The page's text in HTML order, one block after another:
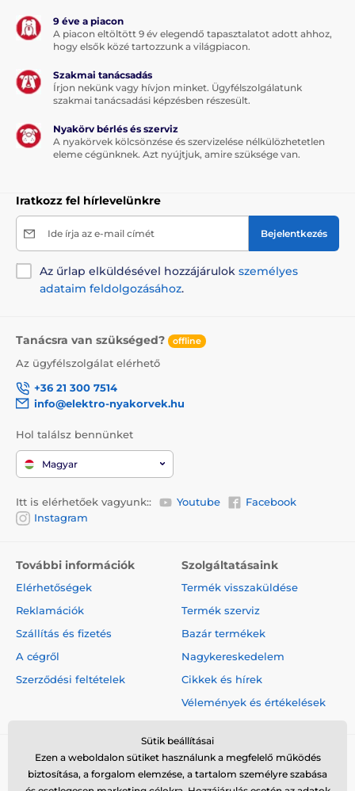
9 éve a piacon
A piacon eltöltött 9 év elegendő tapasztalatot adott ahhoz,
hogy elsők közé tartozzunk a világpiacon.
Szakmai tanácsadás
Írjon nekünk vagy hívjon minket. Ügyfélszolgálatunk
szakmai tanácsadási képzésben részesült.
Nyakörv bérlés és szerviz
A nyakörvek kölcsönzése és szervizelése nélkülözhetetlen
eleme cégünknek. Azt nyújtjuk, amire szüksége van.
Iratkozz fel hírlevelünkre
Ide írja az e-mail címét Bejelentkezés
Az űrlap elküldésével hozzájárulok személyes
adataim feldolgozásához.
Tanácsra van szükséged? offline
Az ügyfélszolgálat elérhető
+36 21 300 7514
info@elektro-nyakorvek.hu
Hol találsz bennünket
Magyar
Itt is elérhetőek vagyunk:: Youtube
Facebook
Instagram
További információk
Elérhetőségek
Reklamációk
Szállítás és fizetés
A cégről
Szerződési feltételek
Szolgáltatásaink
Termék visszaküldése
Termék szerviz
Bazár termékek
Nagykereskedelem
Cikkek és hírek
Vélemények és értékelések
Sütik beállításai
Ezen a weboldalon sütiket használunk a megfelelő működés
biztosítása, a forgalom elemzése, a tartalom személyre szabása